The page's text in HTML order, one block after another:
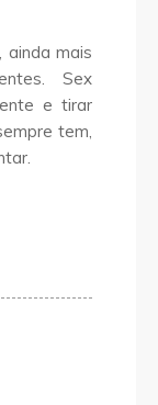
ainda mais
Sex
e tirar
tem,